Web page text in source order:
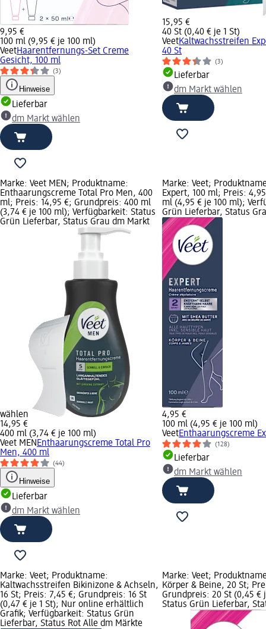
9,95 €
100 ml (9,95 € je 100 ml)
VeetHaarentfernungs-Set Creme
Gesicht, 100 ml
(3)
Hinweise
Lieferbar
dm Markt wählen
15,95 €
40 St (0,40 € je 1 St)
VeetKaltwachsstreifen
40 St
(3)
Lieferbar
dm Markt wählen
Marke: Veet MEN; Produktname:
Enthaarungscreme Total Pro Men, 400
ml; Preis: 14,95 €; Grundpreis: 400 ml
(3,74 € je 100 ml); Verfügbarkeit: Status
Grün Lieferbar, Status Grau dm Markt
wählen
14,95 €
400 ml (3,74 € je 100 ml)
Veet MEN Enthaarungscreme Total Pro
Men, 400 ml
(44)
Hinweise
Lieferbar
dm Markt wählen
Marke: Veet;
Expert, 100 ml; Preis:
ml (4,95 € je 100 ml);
Grün Lieferbar, Status
4,95 €
100 ml (4,95 € je 100 ml)
VeetEnthaarungscreme
(128)
Lieferbar
dm Markt wählen
Marke: Veet; Produktname:
Kaltwachsstreifen Bikinizone & Achseln,
16 St; Preis: 7,45 €; Grundpreis: 16 St
(0,47 € je 1 St); Nur online erhältlich
Grafik; Verfügbarkeit: Status Grün
Lieferbar, Status Rot Alle dm Märkte
Marke: Veet;
Körper & Beine, 20 St;
Grundpreis: 20 St (0,45 €
Status Grün Lieferbar,